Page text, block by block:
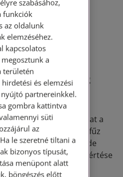
a személyes adatok
jog
való jog
személyiségi jogokat a
meg külön, tehát nem fűz
jog megsértéséhez, de
ért a jóhírnév megsértése
szabásához,
funkciók
az oldalunk
elemzéséhez.
kapcsolatos
a
területén
és elemzési
partnereinkkel.
gombra kattintva
süti
az
le szeretné tiltani a
bizonyos típusát,
menüpont alatt
böngészés előtt